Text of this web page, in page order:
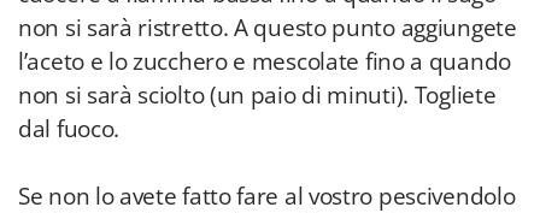
non si sarà ristretto. A questo punto aggiungete
l’aceto e lo zucchero e mescolate fino a quando
non si sarà sciolto (un paio di minuti). Togliete
dal fuoco.
Se non lo avete fatto fare al vostro pescivendolo